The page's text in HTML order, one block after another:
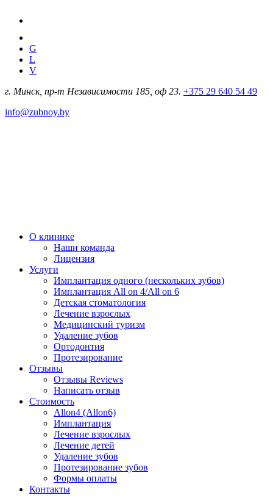
G
L
V
г. Минск, пр-т Независимости 185, оф 23. +375 29 640 54 49
info@zubnoy.by
О клинике
Наши команда
Лицензия
Услуги
Имплантация одного (нескольких зубов)
Имплантация All on 4/All on 6
Детская стоматология
Лечение взрослых
Медицинский туризм
Удаление зубов
Ортодонтия
Протезирование
Отзывы
Отзывы Reviews
Написать отзыв
Стоимость
Allon4 (Allon6)
Имплантация
Лечение взрослых
Лечение детей
Удаление зубов
Протезирование зубов
Формы оплаты
Контакты